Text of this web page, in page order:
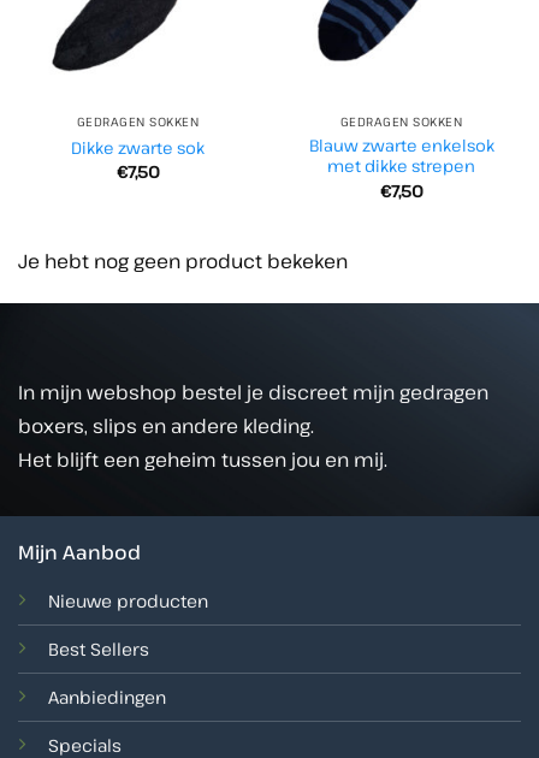
GEDRAGEN SOKKEN
Dikke zwarte sok
€7,50
GEDRAGEN SOKKEN
Blauw zwarte enkelsok
met dikke strepen
€7,50
Je hebt nog geen product bekeken
In mijn webshop bestel je discreet mijn gedragen
boxers, slips en andere kleding.
Het blijft een geheim tussen jou en mij.
Mijn Aanbod
Nieuwe producten
Best Sellers
Aanbiedingen
Specials